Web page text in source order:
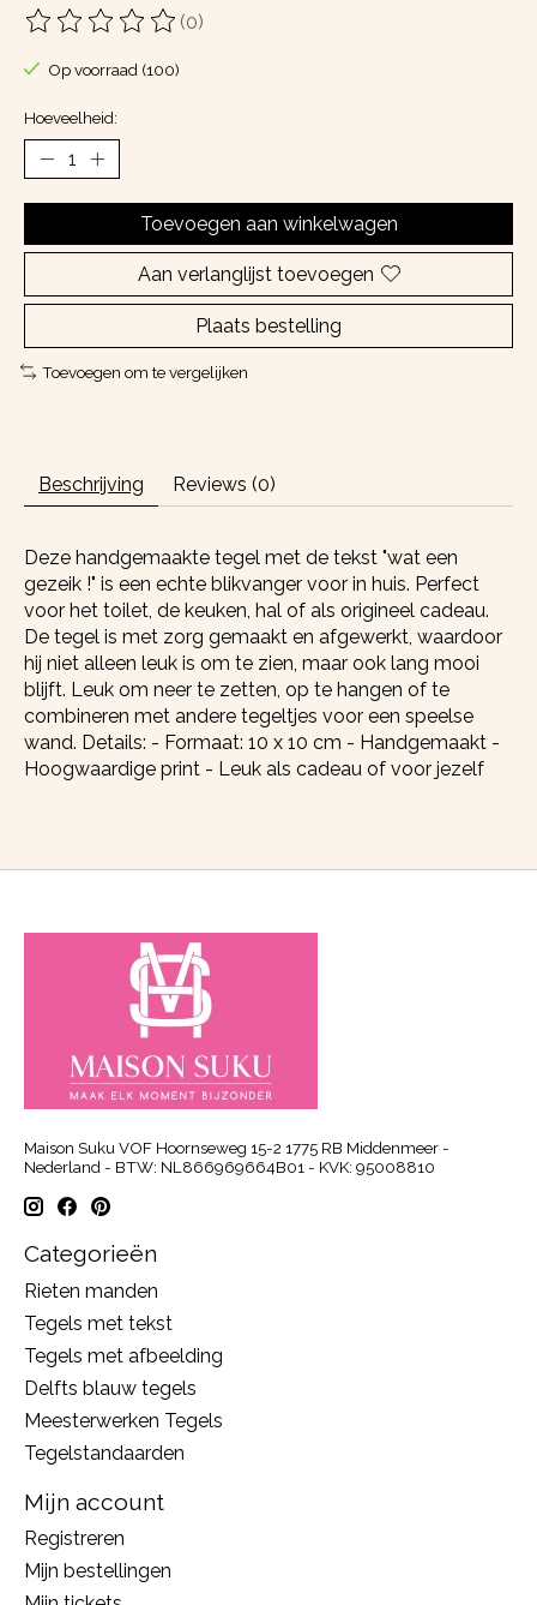
De beoordeling van dit product is
(0)
Op voorraad (100)
Hoeveelheid:
Toevoegen aan winkelwagen
Aan verlanglijst toevoegen
Plaats bestelling
Toevoegen om te vergelijken
Beschrijving Reviews (0)
Deze handgemaakte tegel met de tekst "wat een
gezeik !" is een echte blikvanger voor in huis. Perfect
voor het toilet, de keuken, hal of als origineel cadeau.
De tegel is met zorg gemaakt en afgewerkt, waardoor
hij niet alleen leuk is om te zien, maar ook lang mooi
blijft. Leuk om neer te zetten, op te hangen of te
combineren met andere tegeltjes voor een speelse
wand. Details: - Formaat: 10 x 10 cm - Handgemaakt -
Hoogwaardige print - Leuk als cadeau of voor jezelf
Maison Suku VOF Hoornseweg 15-2 1775 RB Middenmeer -
Nederland - BTW: NL866969664B01 - KVK: 95008810
Categorieën
Rieten manden
Tegels met tekst
Tegels met afbeelding
Delfts blauw tegels
Meesterwerken Tegels
Tegelstandaarden
Mijn account
Registreren
Mijn bestellingen